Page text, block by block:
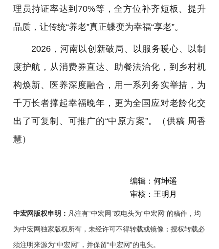
理员持证率达到70%等，全方位补齐短板、提升
品质，让传统“养老”真正蝶变为幸福“享老”。
2026，河南以创新破局、以服务暖心、以制
度护航，从消费券直达、助餐法治化，到乡村机
构焕新、医养深度融合，用一系列务实举措，为
千万长者撑起幸福晚年，更为全国应对老龄化交
出了可复制、可推广的“中原方案”。（供稿 周香
慧）
编辑：何坤遥
审核：王明月
中宏网版权申明： 凡注有“中宏网”或电头为“中宏网”的稿件，均
为中宏网独家版权所有，未经许可不得转载或镜像；授权转载必
须注明来源为“中宏网”，并保留“中宏网”的电头。